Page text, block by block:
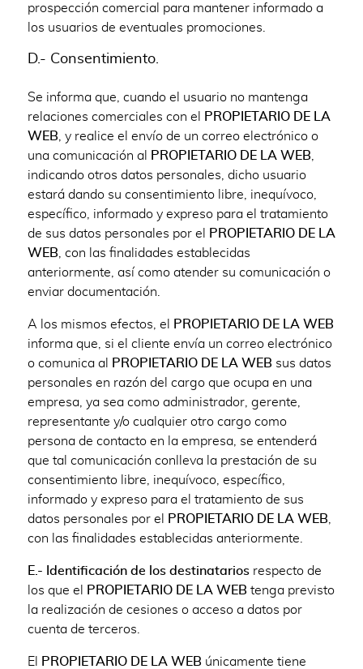
prospección comercial para mantener informado a
los usuarios de eventuales promociones.
D.- Consentimiento.
Se informa que, cuando el usuario no mantenga
relaciones comerciales con el
PROPIETARIO DE LA
WEB , y realice el envío de un correo electrónico o
una comunicación al
PROPIETARIO DE LA WEB
indicando otros datos personales, dicho usuario
estará dando su consentimiento libre, inequívoco,
específico, informado y expreso para el tratamiento
de sus datos personales por el
PROPIETARIO DE LA
WEB , con las finalidades establecidas
anteriormente, así como atender su comunicación o
enviar documentación.
A los mismos efectos, el
PROPIETARIO DE LA WEB
informa que, si el cliente envía un correo electrónico
o comunica al
PROPIETARIO DE LA WEB sus datos
personales en razón del cargo que ocupa en una
empresa, ya sea como administrador, gerente,
representante y/o cualquier otro cargo como
persona de contacto en la empresa, se entenderá
que tal comunicación conlleva la prestación de su
consentimiento libre, inequívoco, específico,
informado y expreso para el tratamiento de sus
datos personales por el
PROPIETARIO DE LA WEB
con las finalidades establecidas anteriormente.
E.- Identificación de los destinatariosrespecto de
los que el
PROPIETARIO DE LA WEB tenga previsto
la realización de cesiones o acceso a datos por
cuenta de terceros.
El PROPIETARIO DE LA WEB únicamente tiene